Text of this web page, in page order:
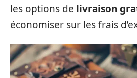
les options de livraison
économiser sur les frais